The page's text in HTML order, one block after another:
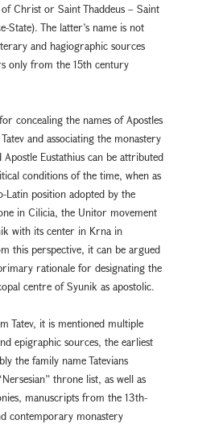
Christ or Saint Thaddeus – Saint
State). The latter’s name is not
and hagiographic sources
only from the 15th century
concealing the names of Apostles
and associating the monastery
Apostle Eustathius can be attributed
conditions of the time, when as
Latin position adopted by the
in Cilicia, the Unitor movement
with its center in Krna in
this perspective, it can be argued
rationale for designating the
centre of Syunik as apostolic.
Tatev, it is mentioned multiple
epigraphic sources, the earliest
the family name Tatevians
throne list, as well as
manuscripts from the 13th-
contemporary monastery